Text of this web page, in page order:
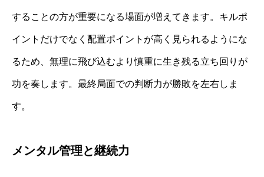
することの方が重要になる場面が増えてきます。キルポ
イントだけでなく配置ポイントが高く見られるようにな
るため、無理に飛び込むより慎重に生き残る立ち回りが
功を奏します。最終局面での判断力が勝敗を左右しま
す。
メンタル管理と継続力